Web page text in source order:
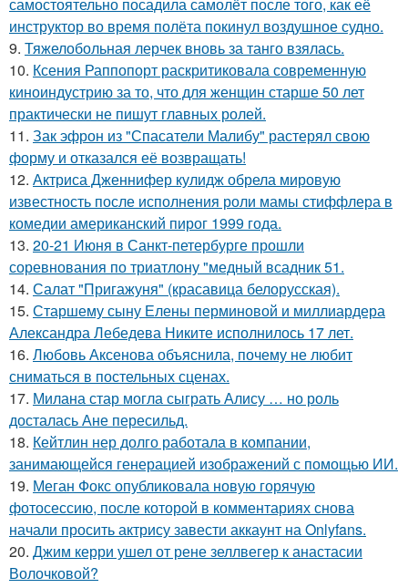
инструктор во время полёта покинул воздушное судно.
9. Тяжелобольная лерчек вновь за танго взялась.
10. Ксения Раппопорт раскритиковала современную
киноиндустрию за то, что для женщин старше 50 лет
практически не пишут главных ролей.
11. Зак эфрон из "Спасатели Малибу" растерял свою
форму и отказался её возвращать!
12. Актриса Дженнифер кулидж обрела мировую
известность после исполнения роли мамы стиффлера в
комедии американский пирог 1999 года.
13. 20-21 Июня в Санкт-петербурге прошли
соревнования по триатлону "медный всадник 51.
14. Салат "Пригажуня" (красавица белорусская).
15. Старшему сыну Елены перминовой и миллиардера
Александра Лебедева Никите исполнилось 17 лет.
16. Любовь Аксенова объяснила, почему не любит
сниматься в постельных сценах.
17. Милана стар могла сыграть Алису … но роль
досталась Ане пересильд.
18. Кейтлин нер долго работала в компании,
занимающейся генерацией изображений с помощью ИИ.
19. Меган Фокс опубликовала новую горячую
фотосессию, после которой в комментариях снова
начали просить актрису завести аккаунт на Onlyfans.
20. Джим керри ушел от рене зеллвегер к анастасии
Волочковой?